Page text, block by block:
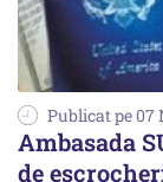
Publicat pe 07
Ambasada
de